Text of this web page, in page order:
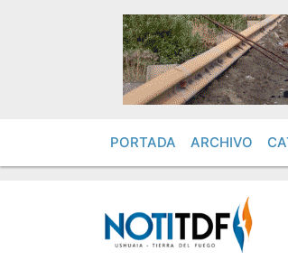
PORTADA ARCHIVO